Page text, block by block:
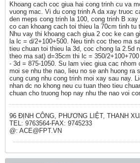
Khoang cach coc giua hai cong trinh cu va
vuong mac. Vi du cong trinh A da xay truoc
den meps cong trinh la 100, cong trinh B
co can khoang cach toi thieu la 70cm tinh tu
Nhu vay thi khoang cach giua 2 coc ke can
la lc = d/2+100+500. Neu tinh coc theo ma
tieu chuan toi thieu la 3d, coc chong la 2.5d
theo ma sat) d=35cm thi lc = 350/
- 3d = 875-1050. Su lam viec giua cac nhom
moi se nhu the nao, lieu no se anh huong ra
cung cung nhu cong trinh moi xay sau nay.
nhan dc no khong neu cu tuan theo tieu
chuan cho truong hop nay nhu the nao voi
96 ĐỊNH CÔNG, PHƯƠNG LIỆT, THANH
TEL: 9763564-FAX: 9745233
@: ACE@FPT.VN